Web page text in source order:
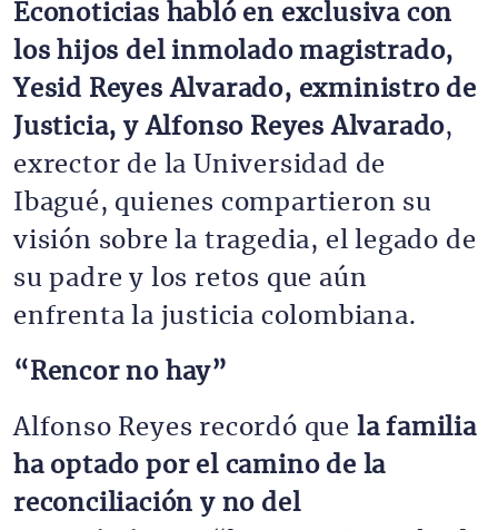
Econoticias habló en exclusiva con
los hijos del inmolado magistrado,
Yesid Reyes Alvarado, exministro de
Justicia, y Alfonso Reyes Alvarado,
exrector de la Universidad de
Ibagué, quienes compartieron su
visión sobre la tragedia, el legado de
su padre y los retos que aún
enfrenta la justicia colombiana.
“Rencor no hay”
Alfonso Reyes recordó que la familia
ha optado por el camino de la
reconciliación y no del